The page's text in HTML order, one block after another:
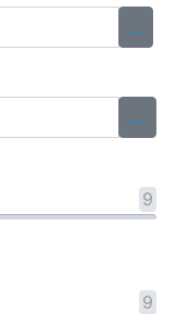
...
...
9
9